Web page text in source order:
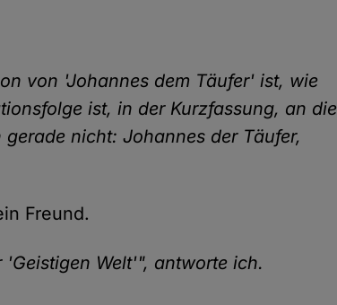
von 'Johannes dem Täufer' ist, wie
ist, in der Kurzfassung, an die
nicht: Johannes der Täufer,
Freund.
Welt'", antworte ich.